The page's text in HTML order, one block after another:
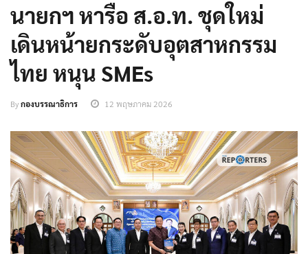
นายกฯ หารือ ส.อ.ท. ชุดใหม่
เดินหน้ายกระดับอุตสาหกรรม
ไทย หนุน SMEs
Byกองบรรณาธิการ 12 พฤษภาคม 2026